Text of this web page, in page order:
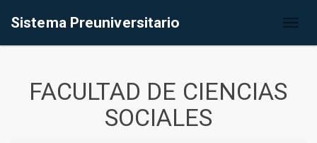
Sistema Preuniversitario
FACULTAD DE CIENCIAS
SOCIALES